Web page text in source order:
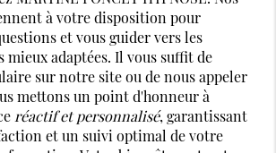
à votre disposition pour
et vous guider vers les
adaptées. Il vous suffit de
sur notre site ou de nous appeler
mettons un point d'honneur à
réactif et personnalisé, garantissant
et un suivi optimal de votre